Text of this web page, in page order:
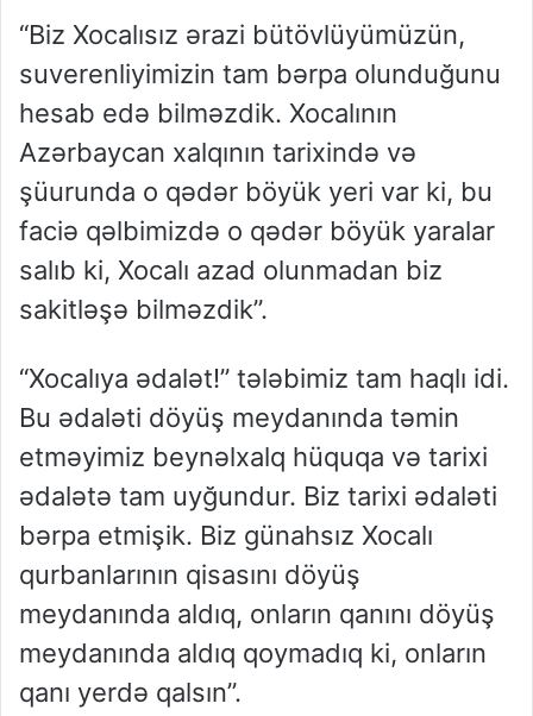
“Biz Xocalısız ərazi bütövlüyümüzün,
suverenliyimizin tam bərpa olunduğunu
hesab edə bilməzdik. Xocalının
Azərbaycan xalqının tarixində və
şüurunda o qədər böyük yeri var ki, bu
faciə qəlbimizdə o qədər böyük yaralar
salıb ki, Xocalı azad olunmadan biz
sakitləşə bilməzdik”.
“Xocalıya ədalət!” tələbimiz tam haqlı idi.
Bu ədaləti döyüş meydanında təmin
etməyimiz beynəlxalq hüquqa və tarixi
ədalətə tam uyğundur. Biz tarixi ədaləti
bərpa etmişik. Biz günahsız Xocalı
qurbanlarının qisasını döyüş
meydanında aldıq, onların qanını döyüş
meydanında aldıq qoymadıq ki, onların
qanı yerdə qalsın”.